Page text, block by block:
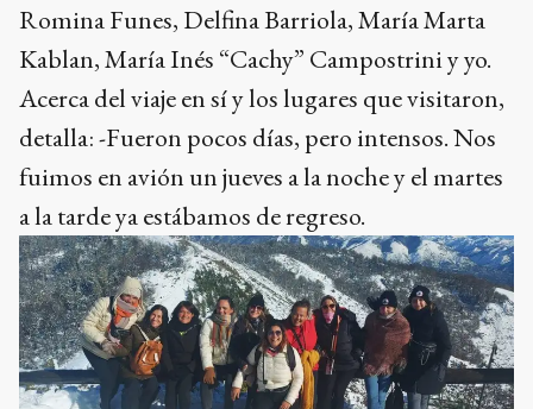
Romina Funes, Delfina Barriola, María Marta
Kablan, María Inés “Cachy” Campostrini y yo.
Acerca del viaje en sí y los lugares que visitaron,
detalla: -Fueron pocos días, pero intensos. Nos
fuimos en avión un jueves a la noche y el martes
a la tarde ya estábamos de regreso.